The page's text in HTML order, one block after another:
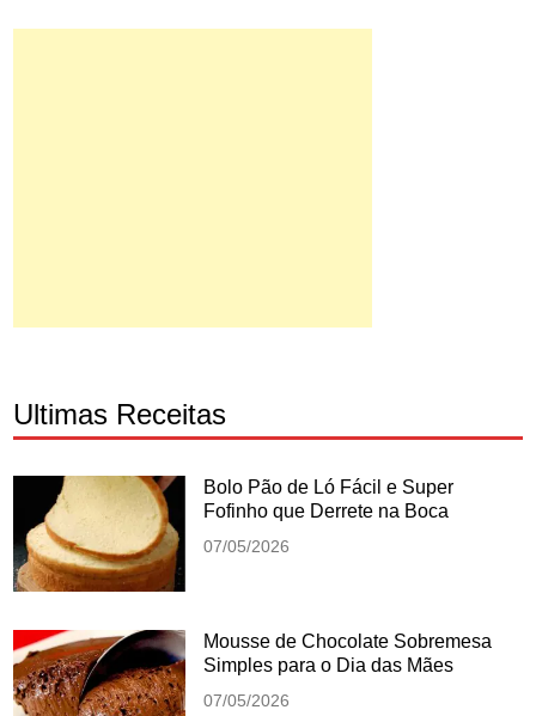
Ultimas Receitas
Bolo Pão de Ló Fácil e Super
Fofinho que Derrete na Boca
07/05/2026
Mousse de Chocolate Sobremesa
Simples para o Dia das Mães
07/05/2026